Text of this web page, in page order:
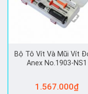
Bộ Tô Vít Và Mũi Vít
Anex No.1903-NS1
1.567.000₫